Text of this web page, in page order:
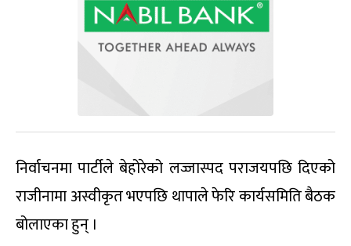
निर्वाचनमा पार्टीले बेहोरेको लज्जास्पद पराजयपछि दिएको
राजीनामा अस्वीकृत भएपछि थापाले फेरि कार्यसमिति बैठक
बोलाएका हुन् ।